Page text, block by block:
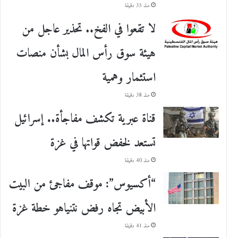
منذ 35 دقيقة
لا تقعوا في الفخ.. تحذير عاجل من
هيئة سوق رأس المال بشأن منصات
استثمار وهمية
منذ 38 دقيقة
قناة عبرية تكشف مفاجأة.. إسرائيل
تستعد لخفض قواتها في غزة
منذ 40 دقيقة
“أكسيوس”: موقف مفاجئ من البيت
الأبيض تجاه رفض نتنياهو خطة غزة
منذ 41 دقيقة